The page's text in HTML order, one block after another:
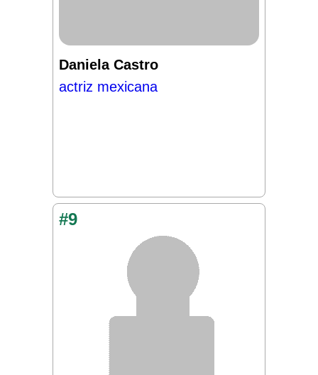
Daniela Castro
actriz mexicana
#9